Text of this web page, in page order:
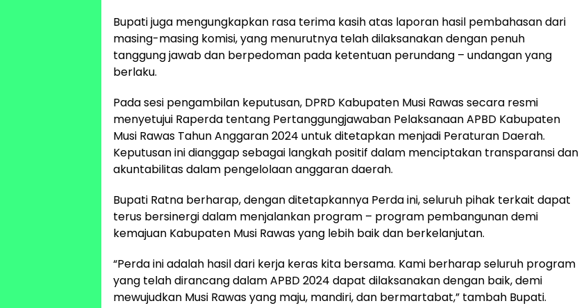
Bupati juga mengungkapkan rasa terima kasih atas laporan hasil pembahasan dari
masing-masing komisi, yang menurutnya telah dilaksanakan dengan penuh
tanggung jawab dan berpedoman pada ketentuan perundang – undangan yang
berlaku.
Pada sesi pengambilan keputusan, DPRD Kabupaten Musi Rawas secara resmi
menyetujui Raperda tentang Pertanggungjawaban Pelaksanaan APBD Kabupaten
Musi Rawas Tahun Anggaran 2024 untuk ditetapkan menjadi Peraturan Daerah.
Keputusan ini dianggap sebagai langkah positif dalam menciptakan transparansi dan
akuntabilitas dalam pengelolaan anggaran daerah.
Bupati Ratna berharap, dengan ditetapkannya Perda ini, seluruh pihak terkait dapat
terus bersinergi dalam menjalankan program – program pembangunan demi
kemajuan Kabupaten Musi Rawas yang lebih baik dan berkelanjutan.
“Perda ini adalah hasil dari kerja keras kita bersama. Kami berharap seluruh program
yang telah dirancang dalam APBD 2024 dapat dilaksanakan dengan baik, demi
mewujudkan Musi Rawas yang maju, mandiri, dan bermartabat,” tambah Bupati.